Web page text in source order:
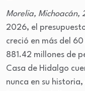
Morelia, Michoacán,
2026, el
creció en más del
881.42 millones de
Casa de Hidalgo
nunca en su